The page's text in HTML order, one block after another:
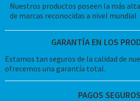
Nuestros productos poseen la más
de marcas reconocidas a nivel mundial
GARANTÍA EN LOS
Estamos tan seguros de la calidad de
ofrecemos una garantía total.
PAGOS SEGUROS